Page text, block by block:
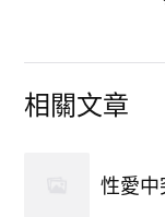
相關文章
性愛中